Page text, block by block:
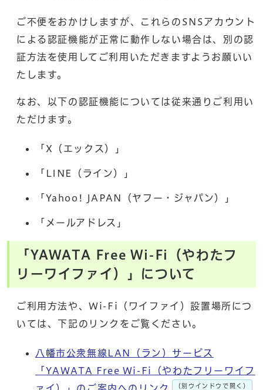
ご不便をおかけしますが、これらのSNSアカウント
による認証機能が正常に動作しない場合は、別の認
証方法を使用してご利用いただきますようお願いい
たします。
なお、以下の認証機能については従来通りご利用い
ただけます。
「X（エックス）」
「LINE（ライン）」
「Yahoo! JAPAN（ヤフー・ジャパン）」
「メールアドレス」
「YAWATA Free Wi-Fi（やわたフ
リーワイファイ）」について
ご利用方法や、Wi-Fi（ワイファイ）設置場所につ
いては、下記のリンクをご覧ください。
八幡市公衆無線LAN（ラン）サービス
「YAWATA Free Wi-Fi（やわたフリーワイフ
ァイ）」のご案内へのリンク
（別ウインドウで開く）